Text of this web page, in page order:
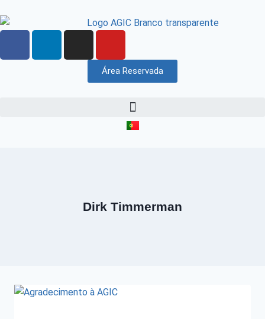
Área Reservada
Dirk Timmerman